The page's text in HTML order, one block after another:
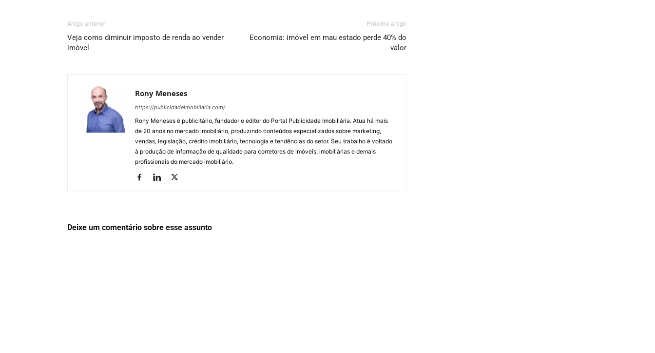
Artigo anterior
Veja como diminuir imposto de renda ao vender
imóvel
Próximo artigo
Economia: imóvel em mau estado perde 40% do
valor
Rony Meneses
https://publicidadeimobiliaria.com/
Rony Meneses é publicitário, fundador e editor do Portal Publicidade Imobiliária. Atua há mais
de 20 anos no mercado imobiliário, produzindo conteúdos especializados sobre marketing,
vendas, legislação, crédito imobiliário, tecnologia e tendências do setor. Seu trabalho é voltado
à produção de informação de qualidade para corretores de imóveis, imobiliárias e demais
profissionais do mercado imobiliário.
Deixe um comentário sobre esse assunto